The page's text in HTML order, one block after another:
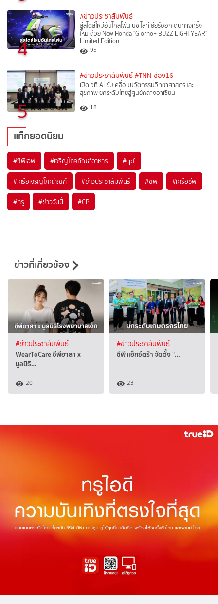
4
#ข่าวประชาสัมพันธ์
สู่สไตล์ใหม่อันไกลโพ้น บัซ ไลท์เยียร์ออกเดินทางครั้ง
ใหม่ ด้วย New Honda "Giorno+ BUZZ LIGHTYEAR"
Limited Edition
95
5
#ข่าวประชาสัมพันธ์ #TNN ช่อง16
เปิดเวที AI ขับเคลื่อนนวัตกรรมวิทยาศาสตร์และ
สุขภาพ ยกระดับไทยสู่ศูนย์กลางอาเซียน
18
แท็กยอดนิยม
#ซีพีเอฟ #เจริญโภคภัณฑ์อาหาร #cpf
#เครือเจริญโภคภัณฑ์ #ข่าวประชาสัมพันธ์ #ซีพี #เครือซีพี
#ทรู #ข่าววันนี้ #CP
ข่าวที่เกี่ยวข้อง
#ข่าวประชาสัมพันธ์
WearToCare ซีพีอาสา x
มูลนิธิ…
20
#ข่าวประชาสัมพันธ์
ซีพี แอ็กซ์ตร้า จัดตั้ง “…
23